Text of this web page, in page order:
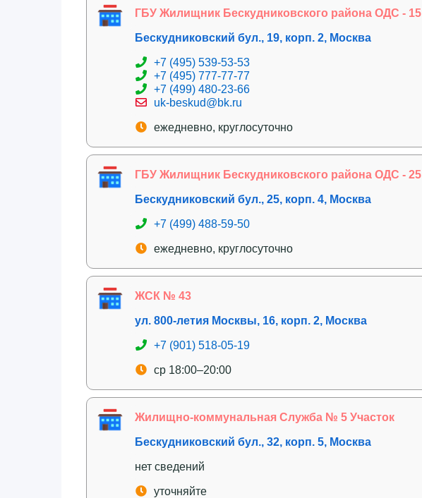
ГБУ Жилищник Бескудниковского района ОДС - 15
Бескудниковский бул., 19, корп. 2, Москва
+7 (495) 539-53-53
+7 (495) 777-77-77
+7 (499) 480-23-66
uk-beskud@bk.ru
ежедневно, круглосуточно
ГБУ Жилищник Бескудниковского района ОДС - 25
Бескудниковский бул., 25, корп. 4, Москва
+7 (499) 488-59-50
ежедневно, круглосуточно
ЖСК № 43
ул. 800-летия Москвы, 16, корп. 2, Москва
+7 (901) 518-05-19
ср 18:00–20:00
Жилищно-коммунальная Служба № 5 Участок
Бескудниковский бул., 32, корп. 5, Москва
нет сведений
уточняйте